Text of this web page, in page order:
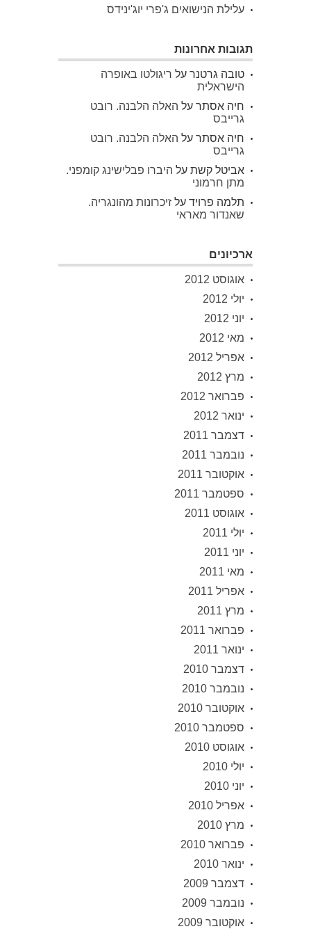
עלילת הנישואים ג'פרי יוג'ינידס
תגובות אחרונות
טובה גרטנר על ריגולטו באופרה
הישראלית
חיה אסתר על האלה הלבנה. רובט
גרייבס
חיה אסתר על האלה הלבנה. רובט
גרייבס
אביטל קשת על היברו פבלישינג קומפני.
מתן חרמוני
תלמה פרויד על זיכרונות מהונגריה.
שאנדור מאראי
ארכיונים
אוגוסט 2012
יולי 2012
יוני 2012
מאי 2012
אפריל 2012
מרץ 2012
פברואר 2012
ינואר 2012
דצמבר 2011
נובמבר 2011
אוקטובר 2011
ספטמבר 2011
אוגוסט 2011
יולי 2011
יוני 2011
מאי 2011
אפריל 2011
מרץ 2011
פברואר 2011
ינואר 2011
דצמבר 2010
נובמבר 2010
אוקטובר 2010
ספטמבר 2010
אוגוסט 2010
יולי 2010
יוני 2010
אפריל 2010
מרץ 2010
פברואר 2010
ינואר 2010
דצמבר 2009
נובמבר 2009
אוקטובר 2009